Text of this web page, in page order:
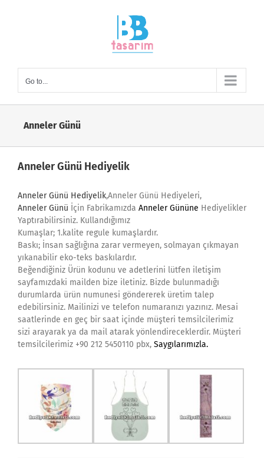
Go to...
Anneler Günü
Anneler Günü Hediyelik
Anneler Günü Hediyelik,Anneler Günü Hediyeleri,
Anneler Günü İçin Fabrikamızda Anneler Gününe Hediyelikler
Yaptırabilirsiniz. Kullandığımız
Kumaşlar; 1.kalite regule kumaşlardır.
Baskı; İnsan sağlığına zarar vermeyen, solmayan çıkmayan
yıkanabilir eko-teks baskılardır.
Beğendiğiniz Ürün kodunu ve adetlerini lütfen iletişim
sayfamızdaki mailden bize iletiniz. Bizde bulunmadığı
durumlarda ürün numunesi göndererek üretim talep
edebilirsiniz. Mailinizi ve telefon numaranızı yazınız. Mesai
saatlerinde en geç bir saat içinde müşteri temsilcilerimiz
sizi arayarak ya da mail atarak yönlendireceklerdir. Müşteri
temsilcilerimiz +90 212 5450110 pbx, Saygılarımızla.